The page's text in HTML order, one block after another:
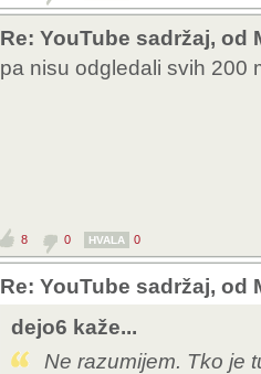
Re: YouTube sadržaj, od
pa nisu odgledali svih 200
8 0 HVALA 0
Re: YouTube sadržaj, od
dejo6 kaže...
Ne razumijem. Tko je